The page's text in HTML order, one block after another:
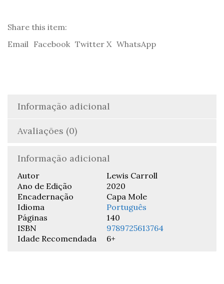
-
Carroll
Share this item:
Email Facebook Twitter X WhatsApp
Informação adicional
Avaliações (0)
Informação adicional
Autor
Lewis Carroll
Ano de Edição
2020
Encadernação
Capa Mole
Idioma
Português
Páginas
140
ISBN
9789725613764
Idade Recomendada
6+